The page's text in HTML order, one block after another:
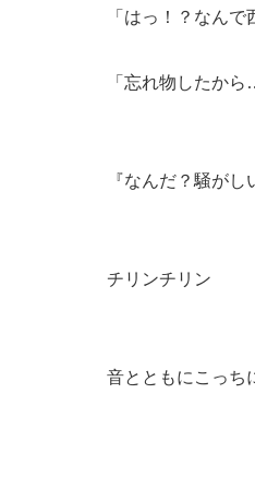
「はっ！？なんで
「忘れ物したか
『なんだ？騒がし
チリンチリン
音とともにこっち